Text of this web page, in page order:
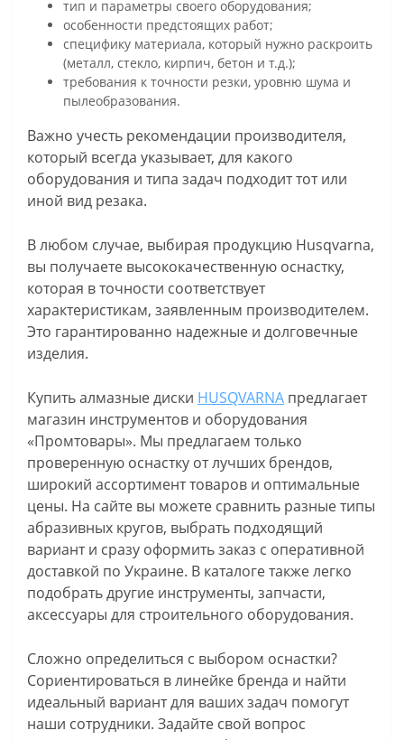
тип и параметры своего оборудования;
особенности предстоящих работ;
специфику материала, который нужно раскроить
(металл, стекло, кирпич, бетон и т.д.);
требования к точности резки, уровню шума и
пылеобразования.
Важно учесть рекомендации производителя,
который всегда указывает, для какого
оборудования и типа задач подходит тот или
иной вид резака.
В любом случае, выбирая продукцию Husqvarna,
вы получаете высококачественную оснастку,
которая в точности соответствует
характеристикам, заявленным производителем.
Это гарантированно надежные и долговечные
изделия.
Купить алмазные диски HUSQVARNA предлагает
магазин инструментов и оборудования
«Промтовары». Мы предлагаем только
проверенную оснастку от лучших брендов,
широкий ассортимент товаров и оптимальные
цены. На сайте вы можете сравнить разные типы
абразивных кругов, выбрать подходящий
вариант и сразу оформить заказ с оперативной
доставкой по Украине. В каталоге также легко
подобрать другие инструменты, запчасти,
аксессуары для строительного оборудования.
Сложно определиться с выбором оснастки?
Сориентироваться в линейке бренда и найти
идеальный вариант для ваших задач помогут
наши сотрудники. Задайте свой вопрос